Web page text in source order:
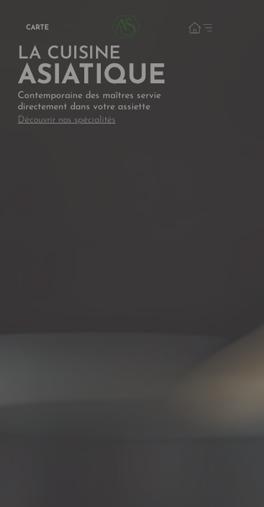
CARTE
LA CUISINE
ASIATIQUE
Contemporaine des maîtres servie
directement dans votre assiette
Découvrir nos spécialités